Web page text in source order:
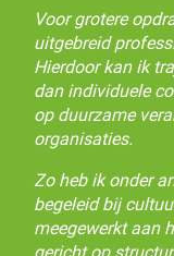
Voor grotere
uitgebreid
Hierdoor kan ik
dan individuele
op duurzame
organisaties.
Zo heb ik onder
begeleid bij
meegewerkt aan